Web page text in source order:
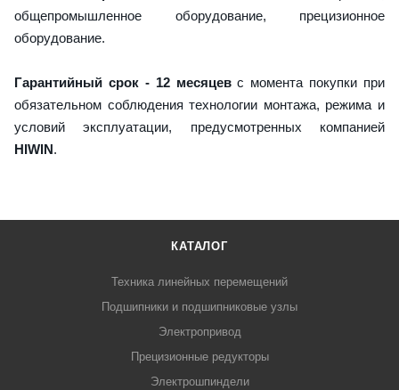
общепромышленное оборудование, прецизионное
оборудование.
Гарантийный срок - 12 месяцевс момента покупки при
обязательном соблюдения технологии монтажа, режима и
условий эксплуатации, предусмотренных компанией
HIWIN.
КАТАЛОГ
Техника линейных перемещений
Подшипники и подшипниковые узлы
Электропривод
Прецизионные редукторы
Электрошпиндели